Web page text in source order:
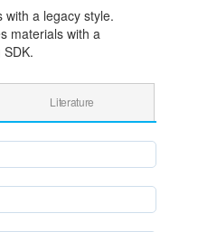
a legacy style.
materials with a
Literature